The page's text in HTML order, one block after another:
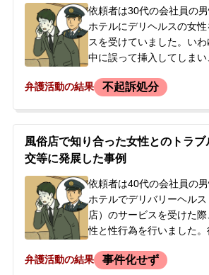
依頼者は30代の会社員の
ホテルにデリヘルスの女
スを受けていました。い
中に誤って挿入してしまい
関係者が警察に通報しまし
などと説明されました。依
沙汰になったことを伝えて
るのではないか、また店の
の写真を撮られたことに
ていました。穏便に解決す
渉を希望して当事務所に
弁護活動の結果 不起訴処分
風俗店で知り合った女性とのトラブ
交等に発展した事例
依頼者は40代の会社員の
ホテルでデリバリーヘル
店）のサービスを受けた
性と性行為を行いました。
性の経済的支援をするなど
弁護活動の結果 事件化せず